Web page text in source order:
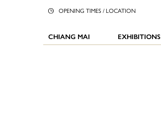
OPENING TIMES / LOCATION
CHIANG MAI EXHIBITIONS